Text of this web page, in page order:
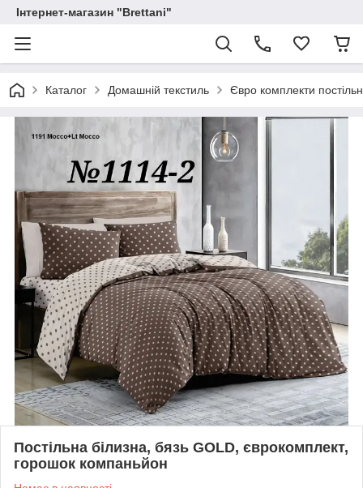
Інтернет-магазин "Brettani"
Каталог Домашній текстиль Євро комплекти
Постільна білизна, бязь GOLD, єврокомплект,
горошок компаньйон